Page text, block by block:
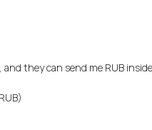
, and they can send me RUB